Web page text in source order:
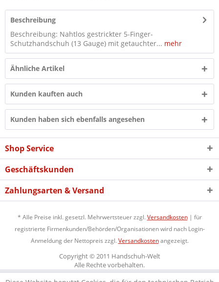
Beschreibung
Beschreibung: Nahtlos gestrickter 5-Finger-
Schutzhandschuh (13 Gauge) mit getauchter... mehr
Ähnliche Artikel
Kunden kauften auch
Kunden haben sich ebenfalls angesehen
Shop Service
Geschäftskunden
Zahlungsarten & Versand
* Alle Preise inkl. gesetzl. Mehrwertsteuer zzgl. Versandkosten| für
registrierte Firmenkunden/Behörden/Organisationen wird nach Login-
Anmeldung der Nettopreis zzgl. Versandkostenangezeigt.
Copyright © 2011 Handschuh-Welt
Alle Rechte vorbehalten.